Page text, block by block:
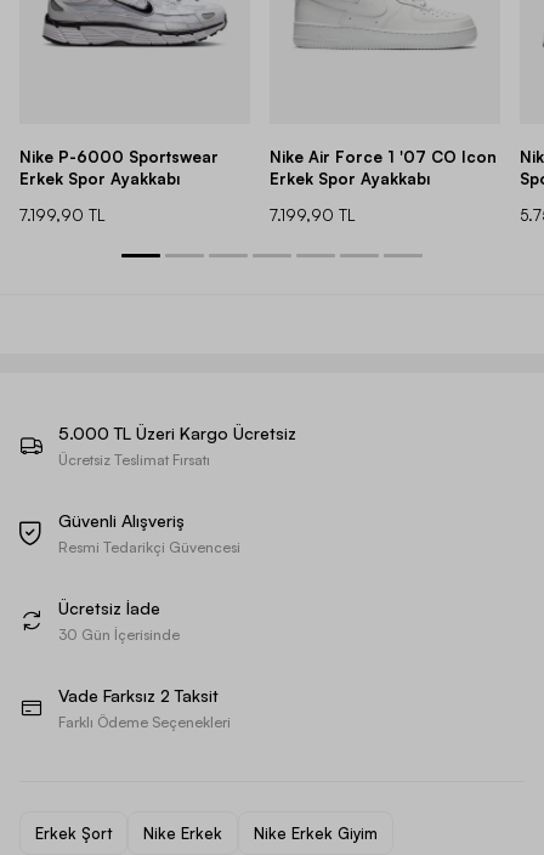
Nike P-6000 Sportswear
Erkek Spor Ayakkabı
7.199,90 TL
Nike Air Force 1 '07 CO Icon
Erkek Spor Ayakkabı
7.199,90 TL
5.000 TL Üzeri Kargo Ücretsiz
Ücretsiz Teslimat Fırsatı
Güvenli Alışveriş
Resmi Tedarikçi Güvencesi
Ücretsiz İade
30 Gün İçerisinde
Vade Farksız 2 Taksit
Farklı Ödeme Seçenekleri
Erkek Şort Nike Erkek Nike Erkek Giyim